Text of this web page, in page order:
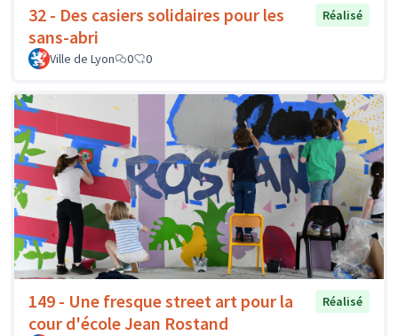
32 - Des casiers solidaires pour les
sans-abri
Réalisé
Ville de Lyon 0 0
149 - Une fresque street art pour la
cour d'école Jean Rostand
Réalisé